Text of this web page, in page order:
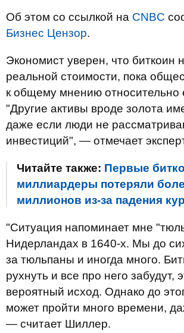
Об этом со ссылкой на CNBC
Бизнес Цензор.
Экономист уверен, что биткоин
реальной стоимости, пока
к общему мнению относительно
"Другие активы вроде золота
даже если люди не
инвестиций", — отмечает
Читайте также: Первые
миллиардеры потеряли
миллионов из-за падения
"Ситуация напоминает мне
Нидерландах в 1640-х. Мы до
за тюльпаны и иногда много.
рухнуть и все про него забудут,
вероятный исход. Однако до
может пройти много времени,
— считает Шиллер.